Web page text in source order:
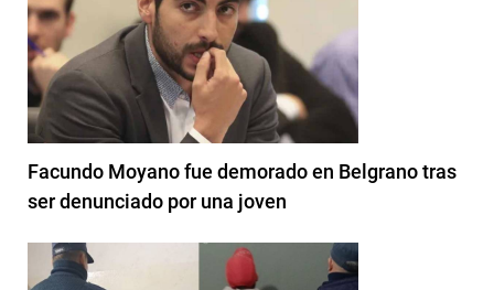
Facundo Moyano fue demorado en Belgrano tras
ser denunciado por una joven